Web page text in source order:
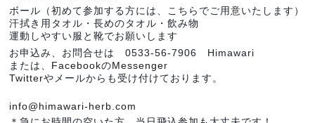
ボール（初めて参加する方には、こちらでご用意いたします）
汗拭き用タオル・長めのタオル・飲み物
運動しやすい服と靴でお願いします
お申込み、お問合せは 0533-56-7906 Himawari
または、 FacebookのMessenger
Twitterやメールからも受け付けております。
info@himawari-herb.com